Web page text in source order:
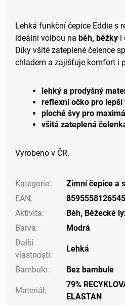
Lehká funkční čepice Eddie s
ideální volbou na běh, běžky i
Díky všité zateplené čelence
chladem a zajišťuje komfort i
lehký a prodyšný
reflexní očko pro lepší
ploché švy pro
všitá zateplená
Vyrobeno v ČR.
Kategorie:
Zimní čepice a
EAN:
8595558126545
Aktivita: Běh, Běžecké
Barva:
Modrá
Další
vlastnosti:
Lehká
Bambule: Bez bambule
Materiál:
79%
ELASTAN